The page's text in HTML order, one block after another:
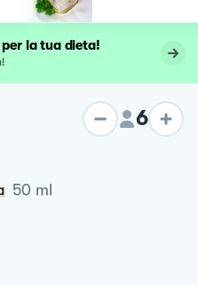
la tua dieta!
6
50 ml